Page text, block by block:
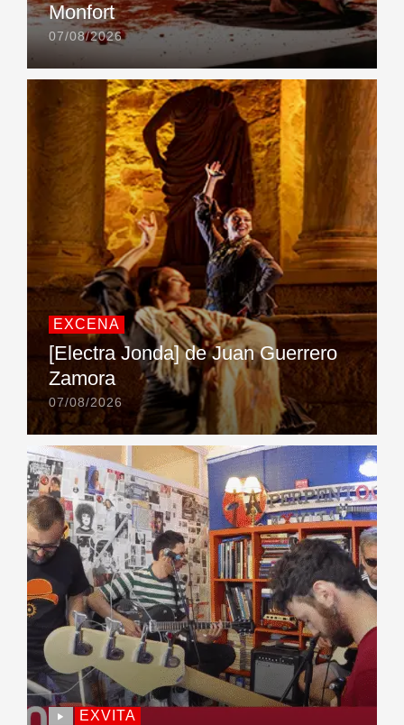
Monfort
07/08/2026
EXCENA
[Electra Jonda] de Juan Guerrero
Zamora
07/08/2026
EXVITA